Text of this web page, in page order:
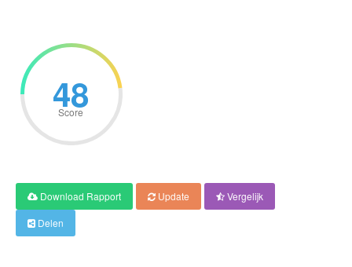
48
Score
Download Rapport Update
Vergelijk
Delen